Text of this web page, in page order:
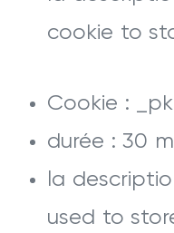
cookie to
Cookie :
durée : 30
la
used to